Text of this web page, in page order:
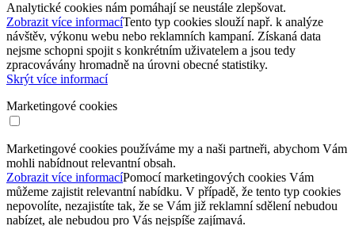
Analytické cookies nám pomáhají se neustále zlepšovat.
Zobrazit více informacíTento typ cookies slouží např. k analýze
návštěv, výkonu webu nebo reklamních kampaní. Získaná data
nejsme schopni spojit s konkrétním uživatelem a jsou tedy
zpracovávány hromadně na úrovni obecné statistiky.
Skrýt více informací
Marketingové cookies
Marketingové cookies používáme my a naši partneři, abychom Vám
mohli nabídnout relevantní obsah.
Zobrazit více informacíPomocí marketingových cookies Vám
můžeme zajistit relevantní nabídku. V případě, že tento typ cookies
nepovolíte, nezajistíte tak, že se Vám již reklamní sdělení nebudou
nabízet, ale nebudou pro Vás nejspíše zajímavá.